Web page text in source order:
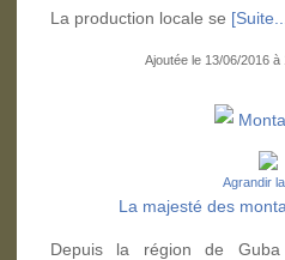
La production locale se
Ajoutée le 13/06/2016
Agrandir
La majesté des
Depuis la région de